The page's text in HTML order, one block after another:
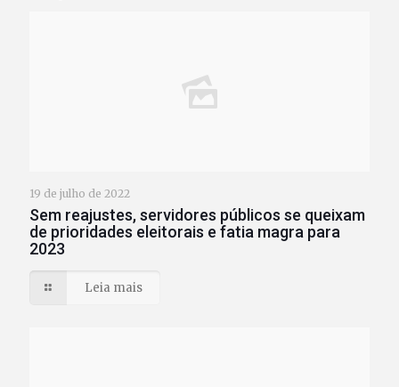
19 de julho de 2022
Sem reajustes, servidores públicos se queixam
de prioridades eleitorais e fatia magra para
2023
Leia mais